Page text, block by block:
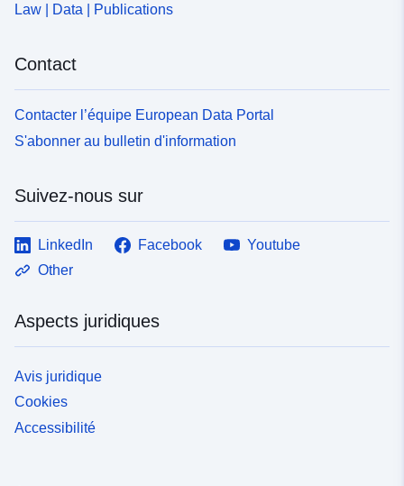
Law | Data | Publications
Contact
Contacter l’équipe European Data Portal
S'abonner au bulletin d'information
Suivez-nous sur
LinkedIn Facebook
Youtube
Other
Aspects juridiques
Avis juridique
Cookies
Accessibilité